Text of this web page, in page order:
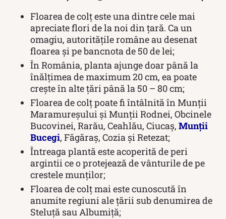
Floarea de colţ este una dintre cele mai
apreciate flori de la noi din țară. Ca un
omagiu, autoritățile române au desenat
floarea și pe bancnota de 50 de lei;
În România, planta ajunge doar până la
înălțimea de maximum 20 cm, ea poate
crește în alte țări până la 50 – 80 cm;
Floarea de colț poate fi întâlnită în Munții
Maramureșului și Munții Rodnei, Obcinele
Bucovinei, Rarău, Ceahlău, Ciucaș, Munții
Bucegi, Făgăraș, Cozia și Retezat;
Întreaga plantă este acoperită de peri
argintii ce o protejează de vânturile de pe
crestele munților;
Floarea de colț mai este cunoscută în
anumite regiuni ale țării sub denumirea de
Steluță sau Albumiță;